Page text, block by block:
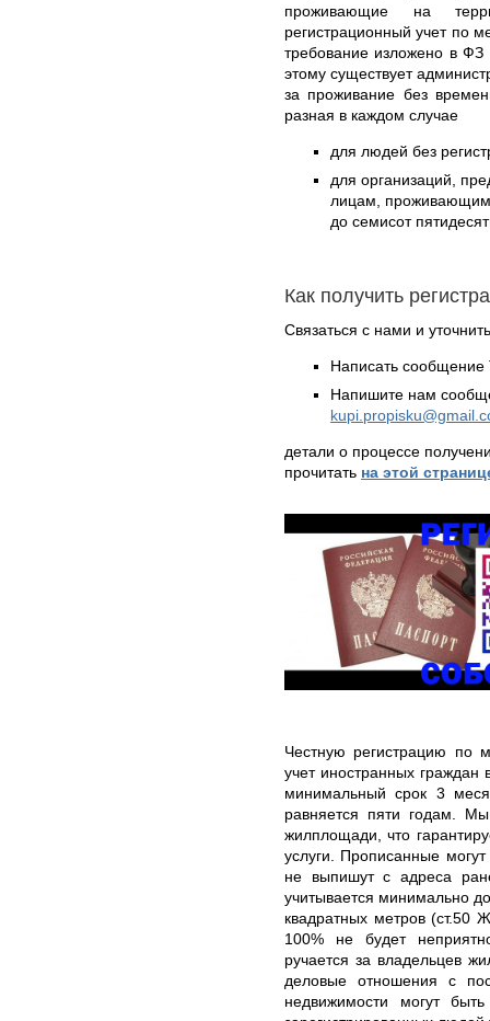
проживающие на
регистрационный учет по
требование изложено в
этому существует
за проживание без
разная в каждом случае
для людей без
для организаций,
лицам, проживающим
до семисот
Как получить
Связаться с нами и
Написать
Напишите нам
детали о процессе
прочитать на этой
Честную регистрацию по
учет иностранных
минимальный срок 3
равняется пяти годам.
жилплощади, что
услуги. Прописанные
не выпишут с адреса
учитывается минимально
квадратных метров (ст.50
100% не будет
ручается за владельцев
деловые отношения с
недвижимости могут